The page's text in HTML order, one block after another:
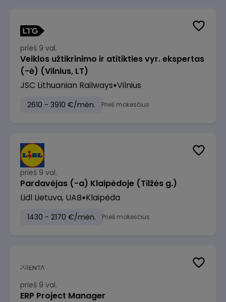
prieš 9 val.
Veiklos užtikrinimo ir atitikties vyr. ekspertas
(-ė) (Vilnius, LT)
JSC Lithuanian Railways Vilnius
2610 - 3910 €/mėn. Prieš mokesčius
prieš 9 val.
Pardavėjas (-a) Klaipėdoje (Tilžės g.)
Lidl Lietuva, UAB Klaipėda
1430 - 2170 €/mėn. Prieš mokesčius
prieš 9 val.
ERP Project Manager